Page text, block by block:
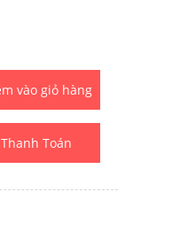
Thanh Toán